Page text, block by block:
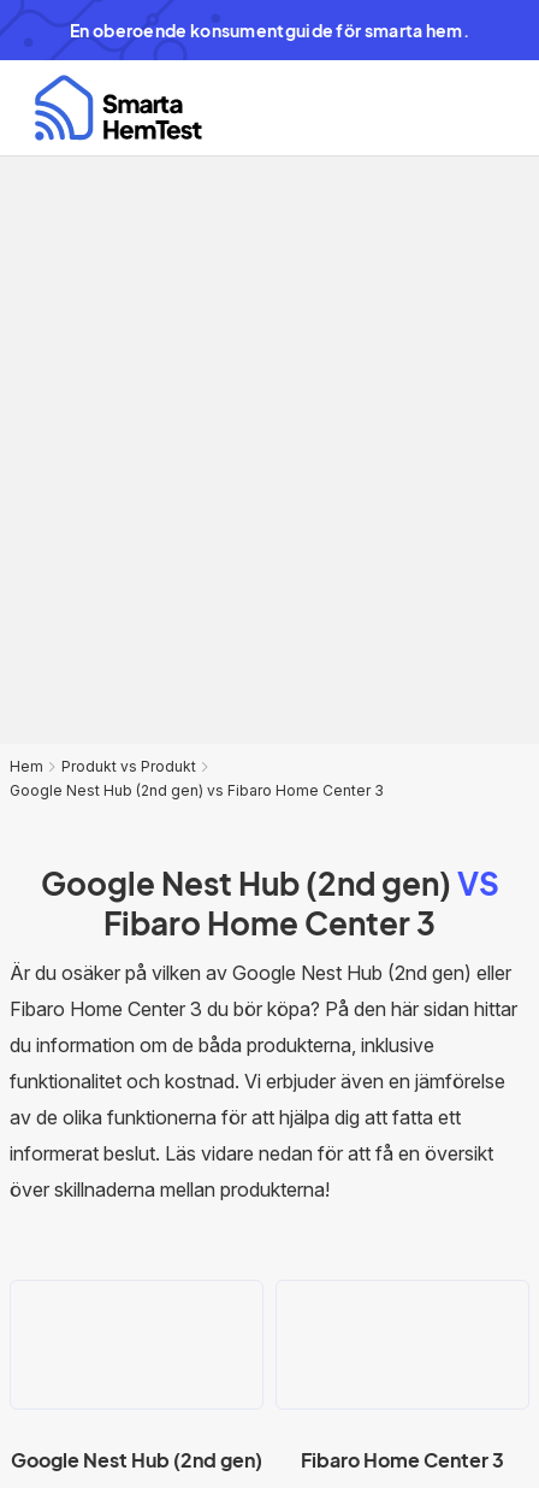
En oberoende konsumentguide för smarta hem.
Hem
Produkt vs Produkt
Google Nest Hub (2nd gen) vs Fibaro Home Center 3
Google Nest Hub (2nd gen)VS
Fibaro Home Center 3
Är du osäker på vilken av Google Nest Hub (2nd gen) eller
Fibaro Home Center 3 du bör köpa? På den här sidan hittar
du information om de båda produkterna, inklusive
funktionalitet och kostnad. Vi erbjuder även en jämförelse
av de olika funktionerna för att hjälpa dig att fatta ett
informerat beslut. Läs vidare nedan för att få en översikt
över skillnaderna mellan produkterna!
Google Nest Hub (2nd gen) Fibaro Home Center 3